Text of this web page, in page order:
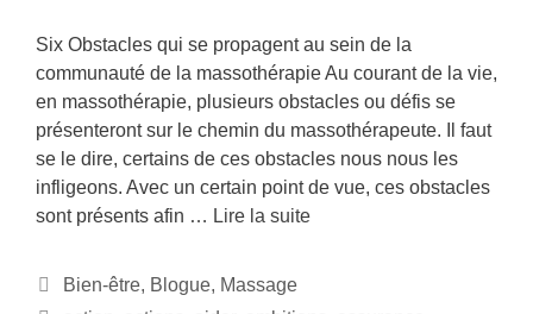
Six Obstacles qui se propagent au sein de la
communauté de la massothérapie Au courant de la vie,
en massothérapie, plusieurs obstacles ou défis se
présenteront sur le chemin du massothérapeute. Il faut
se le dire, certains de ces obstacles nous nous les
infligeons. Avec un certain point de vue, ces obstacles
sont présents afin … Lire la suite
Bien-être, Blogue, Massage